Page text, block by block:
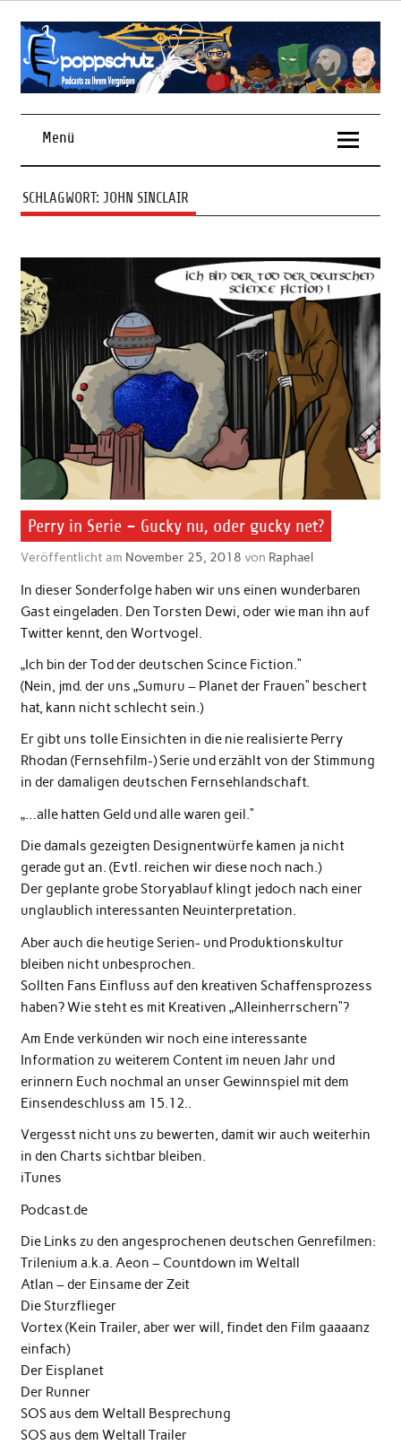
Skip
contentPodcasts zu Ihrem Vergnügen
Menü
SCHLAGWORT: JOHN SINCLAIR
Perry in Serie – Gucky nu, oder gucky net?
Veröffentlicht am November 25, 2018 von Raphael
In dieser Sonderfolge haben wir uns einen wunderbaren
Gast eingeladen. Den Torsten Dewi, oder wie man ihn auf
Twitter kennt, den Wortvogel.
„Ich bin der Tod der deutschen Scince Fiction.“
(Nein, jmd. der uns „Sumuru – Planet der Frauen“ beschert
hat, kann nicht schlecht sein.)
Er gibt uns tolle Einsichten in die nie realisierte Perry
Rhodan (Fernsehfilm-) Serie und erzählt von der Stimmung
in der damaligen deutschen Fernsehlandschaft.
„…alle hatten Geld und alle waren geil.“
Die damals gezeigten Designentwürfe kamen ja nicht
gerade gut an. (Evtl. reichen wir diese noch nach.)
Der geplante grobe Storyablauf klingt jedoch nach einer
unglaublich interessanten Neuinterpretation.
Aber auch die heutige Serien- und Produktionskultur
bleiben nicht unbesprochen.
Sollten Fans Einfluss auf den kreativen Schaffensprozess
haben? Wie steht es mit Kreativen „Alleinherrschern“?
Am Ende verkünden wir noch eine interessante
Information zu weiterem Content im neuen Jahr und
erinnern Euch nochmal an unser Gewinnspiel mit dem
Einsendeschluss am 15.12..
Vergesst nicht uns zu bewerten, damit wir auch weiterhin
in den Charts sichtbar bleiben.
iTunes
Podcast.de
Die Links zu den angesprochenen deutschen Genrefilmen:
Trilenium a.k.a. Aeon – Countdown im Weltall
Atlan – der Einsame der Zeit
Die Sturzflieger
Vortex (Kein Trailer, aber wer will, findet den Film gaaaanz
einfach)
Der Eisplanet
Der Runner
SOS aus dem Weltall Besprechung
SOS aus dem Weltall Trailer